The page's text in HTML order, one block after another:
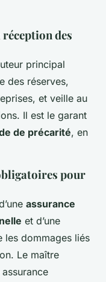
des
principal
des réserves,
et veille au
Il est le garant
de précarité, en
pour
assurance
et d’une
les dommages liés
Le maître